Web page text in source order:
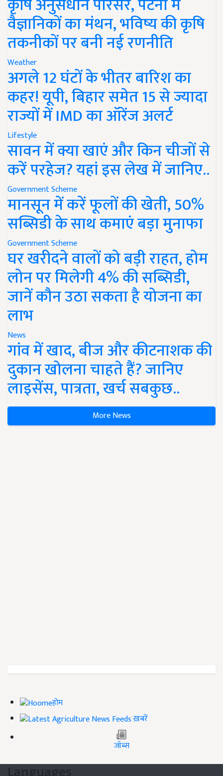
कृषि अनुसंधान परिसर, पटना में
वैज्ञानिकों का मंथन, भविष्य की कृषि
तकनीकों पर बनी नई रणनीति
Weather
अगले 12 घंटों के भीतर बारिश का
कहर! यूपी, बिहार समेत 15 से ज्यादा
राज्यों में IMD का ऑरेंज अलर्ट
Lifestyle
सावन में क्या खाएं और किन चीजों से
करें परहेज? यहां इस लेख में जानिए..
Government Scheme
मानसून में करें फूलों की खेती, 50%
सब्सिडी के साथ कमाएं बड़ा मुनाफा
Government Scheme
घर खरीदने वालों को बड़ी राहत, होम
लोन पर मिलेगी 4% की सब्सिडी,
जानें कौन उठा सकता है योजना का
लाभ
News
गांव में खाद, बीज और कीटनाशक की
दुकान खोलना चाहते हैं? जानिए
लाइसेंस, पात्रता, खर्च सबकुछ..
More News
होम
ख़बरें
जॉब्स